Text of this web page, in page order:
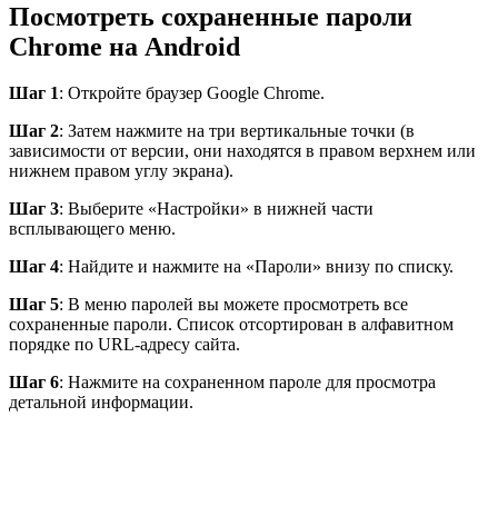
Посмотреть сохраненные пароли
Chrome на Android
Шаг 1: Откройте браузер Google Chrome.
Шаг 2: Затем нажмите на три вертикальные точки (в
зависимости от версии, они находятся в правом верхнем или
нижнем правом углу экрана).
Шаг 3: Выберите «Настройки» в нижней части
всплывающего меню.
Шаг 4: Найдите и нажмите на «Пароли» внизу по списку.
Шаг 5: В меню паролей вы можете просмотреть все
сохраненные пароли. Список отсортирован в алфавитном
порядке по URL-адресу сайта.
Шаг 6: Нажмите на сохраненном пароле для просмотра
детальной информации.